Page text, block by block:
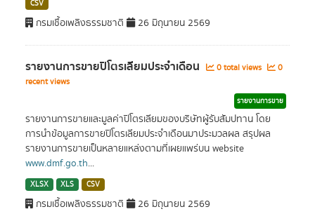
CSV
กรมเชื้อเพลิงธรรมชาติ 26 มิถุนายน 2569
รายงานการขายปิโตรเลียมประจำเดือน 0 total views
0
recent views
รายงานการขาย
รายงานการขายและมูลค่าปิโตรเลียมของบริษัทผู้รับสัมปทาน โดย
การนำข้อมูลการขายปิโตรเลียมประจำเดือนมาประมวลผล สรุปผล
รายงานการขายเป็นหลายแหล่งตามที่เผยแพร่บน website
www.dmf.go.th...
XLSX XLS CSV
กรมเชื้อเพลิงธรรมชาติ 26 มิถุนายน 2569